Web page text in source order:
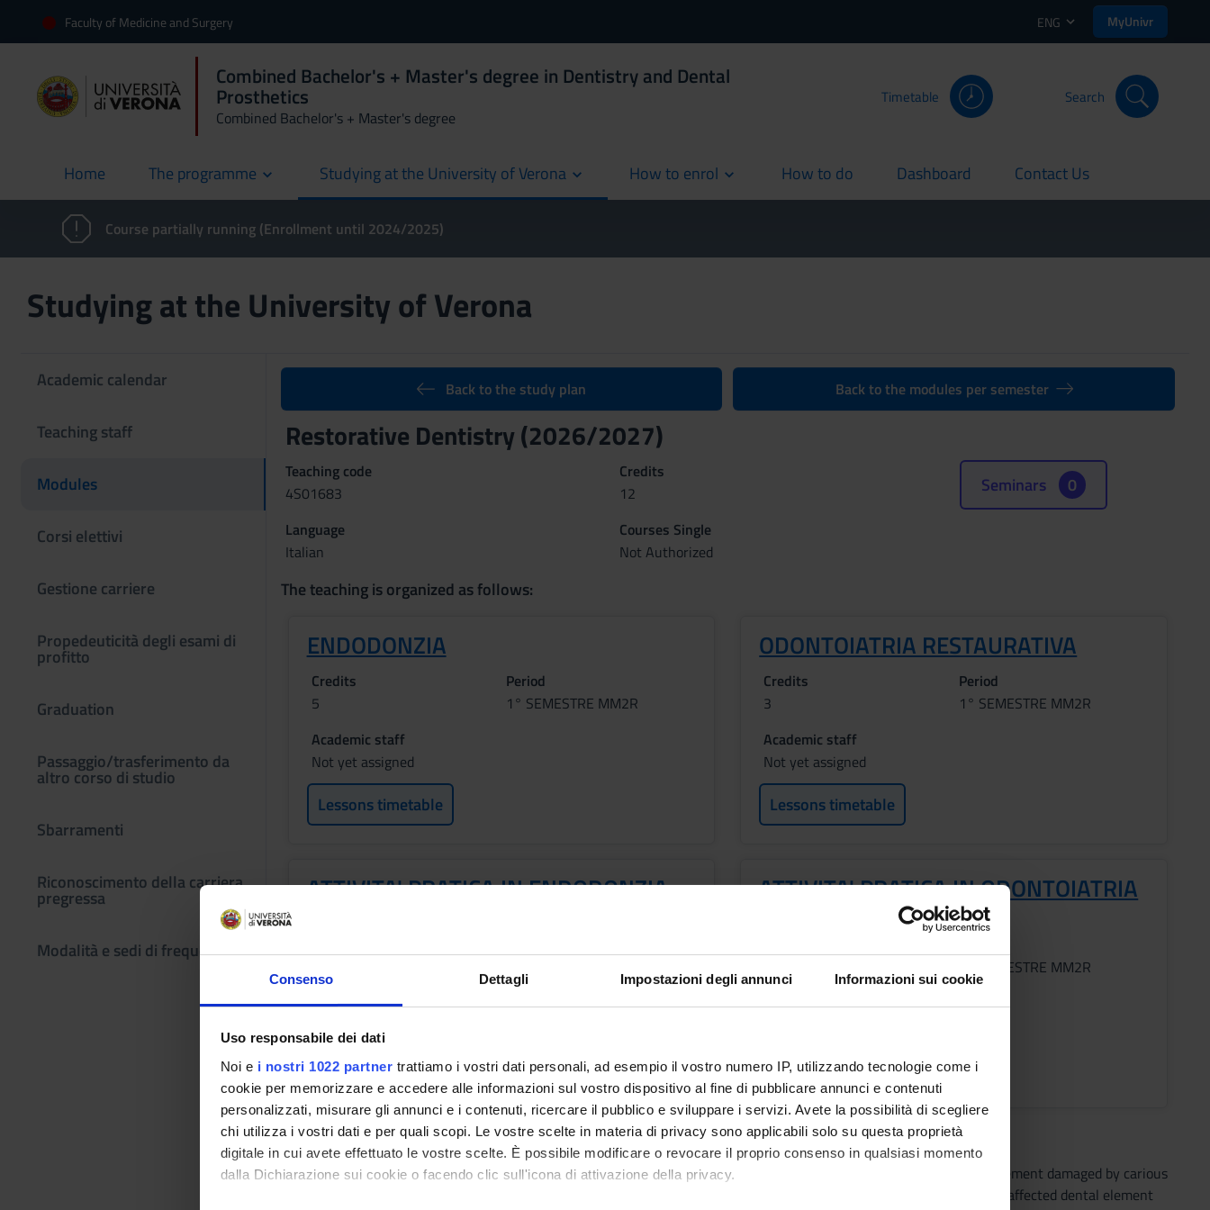
Consenso Dettagli Impostazioni degli annunci Informazioni sui cookie
Uso responsabile dei dati
Noi e i nostri 1022 partner trattiamo i vostri dati personali, ad esempio il vostro numero IP, utilizzando tecnologie come i
cookie per memorizzare e accedere alle informazioni sul vostro dispositivo al fine di pubblicare annunci e contenuti
personalizzati, misurare gli annunci e i contenuti, ricercare il pubblico e sviluppare i servizi. Avete la possibilità di scegliere
chi utilizza i vostri dati e per quali scopi. Le vostre scelte in materia di privacy sono applicabili solo su questa proprietà
digitale in cui avete effettuato le vostre scelte. È possibile modificare o revocare il proprio consenso in qualsiasi momento
dalla Dichiarazione sui cookie o facendo clic sull'icona di attivazione della privacy.
Faculty of Medicine and Surgery ENG MyUnivr
Combined Bachelor's + Master's degree in Dentistry and Dental
Prosthetics
Combined Bachelor's + Master's degree
Timetable Search
Home
current The programme Studying at the University of Verona How to enrol How to do
current Dashboard
current Contact Us
current
Course partially running (Enrollment until 2024/2025)
Studying at the University of Verona
Academic calendar
Teaching staff
Modules
Corsi elettivi
Gestione carriere
Propedeuticità degli esami di
profitto
Graduation
Passaggio/trasferimento da
altro corso di studio
Sbarramenti
Riconoscimento della carriera
pregressa
Modalità e sedi di frequenza
Back to the study plan Back to the modules per semester
Restorative Dentistry (2026/2027)
Teaching code
4S01683
Credits
12
Language
Italian
Courses Single
Not Authorized
Seminars 0
The teaching is organized as follows:
ENDODONZIA
Credits
5
Period
1° SEMESTRE MM2R
Academic staff
Not yet assigned
Lessons timetable
ODONTOIATRIA RESTAURATIVA
Credits
3
Period
1° SEMESTRE MM2R
Academic staff
Not yet assigned
Lessons timetable
ATTIVITA' PRATICA IN ENDODONZIA
Academic staff
Not yet assigned
Lessons timetable
ATTIVITA' PRATICA IN ODONTOIATRIA
RESTAURATIVA
1° SEMESTRE MM2R
Academic staff
Lessons timetable
Learning objectives
The course objective is to provide specific knowledge aimed at the aesthetic and functional restoration of the dental element damaged by carious
or traumatic pathology. In the case of pathological involvement of the dental pulp, the student will be able to treat the affected dental element